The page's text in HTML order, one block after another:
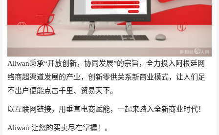
Aliwan秉承“开放创新，协同发展”的宗旨，全力投入阿根廷网
络商超渠道发展的产业，创新零供关系新商业模式，让人们足
不出户便能点击千里、贸易天下。
以互联网链接，用垂直电商赋能，一起来踏入全新商业时代！
Aliwan 让您的买卖尽在掌握！。